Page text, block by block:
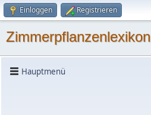
Einloggen Registrieren
Zimmerpflanzenlexikon
Hauptmenü